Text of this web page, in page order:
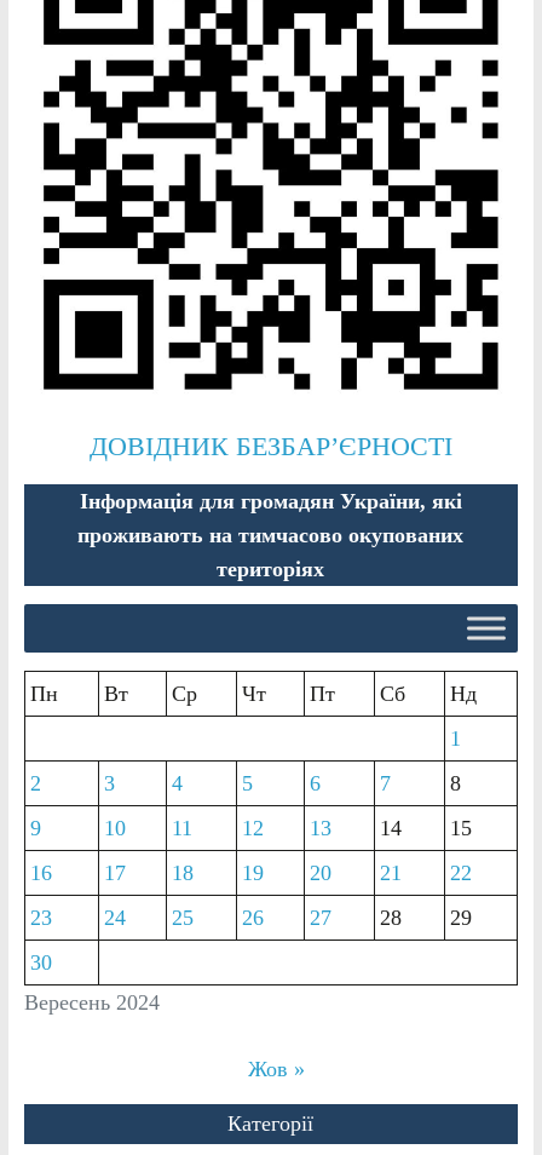
ДОВІДНИК БЕЗБАР’ЄРНОСТІ
Інформація для громадян України, які
проживають на тимчасово окупованих
територіях
Вересень 2024
Пн Вт Ср Чт Пт Сб
Нд
1
2
3 4 5 6 7
8
9
10 11 12 13 14
15
16
17 18 19 20 21
22
23
24 25 26 27 28
29
30
Жов »
Категорії